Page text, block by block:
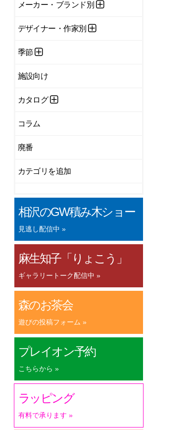
メーカー・ブランド別
デザイナー・作家別
季節
施設向け
カタログ
コラム
廃番
カテゴリを追加
相沢のGW積み木ショー
見逃し配信中 »
麻生知子「りょこう」
ギャラリートーク配信中 »
森のお茶会
遊びの投稿フォーム »
プレイオン予約
こちらから »
ラッピング
有料で承ります »